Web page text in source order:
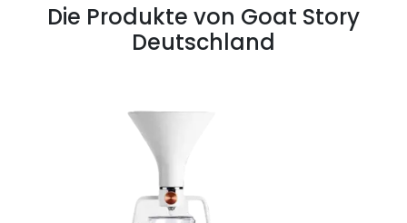
Die Produkte von Goat Story
Deutschland